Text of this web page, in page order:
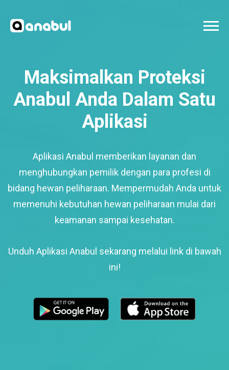
Maksimalkan Proteksi
Anabul Anda Dalam Satu
Aplikasi
Aplikasi Anabul memberikan layanan dan
menghubungkan pemilik dengan para profesi di
bidang hewan peliharaan. Mempermudah Anda untuk
memenuhi kebutuhan hewan peliharaan mulai dari
keamanan sampai kesehatan.
Unduh Aplikasi Anabul sekarang melalui link di bawah
ini!